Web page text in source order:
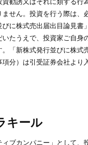
せん。投資を行う際は、
びに株式売出届出目論見書
たうえで、投資家ご自身
。「新株式発行並びに株式
分）は引受証券会社より
キール
ィブカンパニー」として、